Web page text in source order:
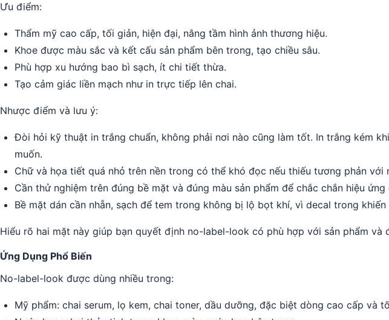
Ưu điểm:
Thẩm mỹ cao cấp, tối giản, hiện đại, nâng tầm hình ảnh thương hiệu.
Khoe được màu sắc và kết cấu sản phẩm bên trong, tạo chiều sâu.
Phù hợp xu hướng bao bì sạch, ít chi tiết thừa.
Tạo cảm giác liền mạch như in trực tiếp lên chai.
Nhược điểm và lưu ý:
Đòi hỏi kỹ thuật in trắng chuẩn, không phải nơi nào cũng làm tốt. In trắng kém
muốn.
Chữ và họa tiết quá nhỏ trên nền trong có thể khó đọc nếu thiếu tương phản với
Cần thử nghiệm trên đúng bề mặt và đúng màu sản phẩm để chắc chắn hiệu ứng
Bề mặt dán cần nhẵn, sạch để tem trong không bị lộ bọt khí, vì decal trong
Hiểu rõ hai mặt này giúp bạn quyết định no-label-look có phù hợp với sản phẩm và
Ứng Dụng Phổ Biến
No-label-look được dùng nhiều trong:
Mỹ phẩm: chai serum, lọ kem, chai toner, dầu dưỡng, đặc biệt dòng cao cấp và